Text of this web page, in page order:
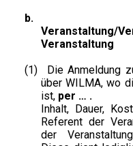
b.
Veranstaltung/
Veranstaltung
(1)
Die Anmeldung
über WILMA, wo
ist, per … .
Inhalt, Dauer,
Referent der
der